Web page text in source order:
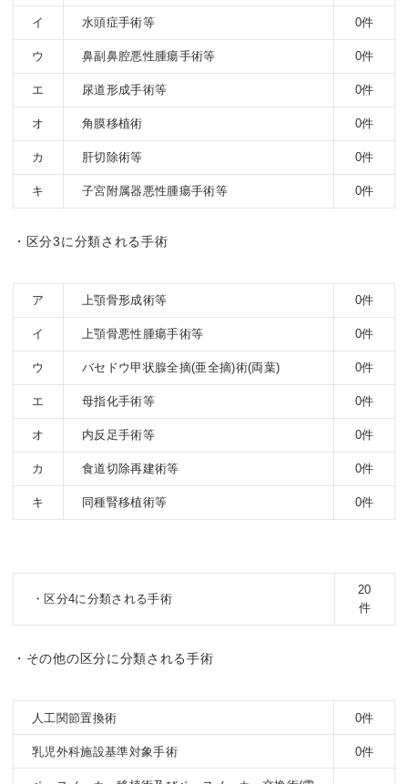
イ 水頭症手術等 0件
ウ 鼻副鼻腔悪性腫瘍手術等 0件
エ 尿道形成手術等 0件
オ 角膜移植術 0件
カ 肝切除術等 0件
キ 子宮附属器悪性腫瘍手術等 0件
・区分3に分類される手術
ア 上顎骨形成術等 0件
イ 上顎骨悪性腫瘍手術等 0件
ウ バセドウ甲状腺全摘(亜全摘)術(両葉) 0件
エ 母指化手術等 0件
オ 内反足手術等 0件
カ 食道切除再建術等 0件
キ 同種腎移植術等 0件
・区分4に分類される手術
20
件
・その他の区分に分類される手術
人工関節置換術 0件
乳児外科施設基準対象手術 0件